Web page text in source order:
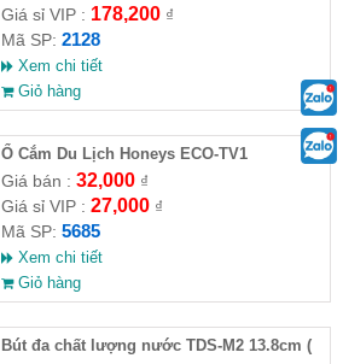
Giá sỉ VIP : 178,200₫
Mã SP: 2128
Xem chi tiết
Giỏ hàng
Ổ Cắm Du Lịch Honeys ECO-TV1
Giá bán : 32,000₫
Giá sỉ VIP : 27,000₫
Mã SP: 5685
Xem chi tiết
Giỏ hàng
Bút đa chất lượng nước TDS-M2 13.8cm (